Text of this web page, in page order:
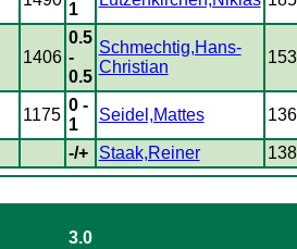
1
1406
0.5
-
0.5
Schmechtig,Hans-
Christian
1175
0 -
1
Seidel,Mattes
-/+ Staak,Reiner
3.0